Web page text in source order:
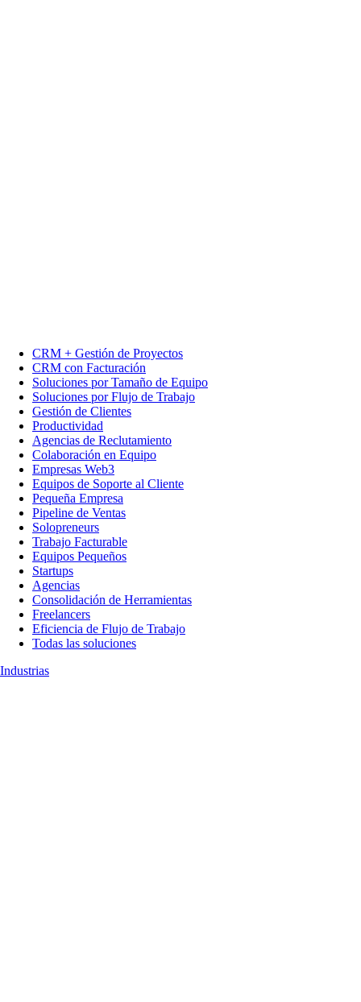
CRM + Gestión de Proyectos
CRM con Facturación
Soluciones por Tamaño de Equipo
Soluciones por Flujo de Trabajo
Gestión de Clientes
Productividad
Agencias de Reclutamiento
Colaboración en Equipo
Empresas Web3
Equipos de Soporte al Cliente
Pequeña Empresa
Pipeline de Ventas
Solopreneurs
Trabajo Facturable
Equipos Pequeños
Startups
Agencias
Consolidación de Herramientas
Freelancers
Eficiencia de Flujo de Trabajo
Todas las soluciones
Industrias